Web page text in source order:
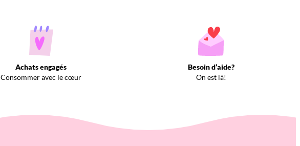
Achats engagés
Consommer avec le cœur
Besoin d’aide?
On est là!